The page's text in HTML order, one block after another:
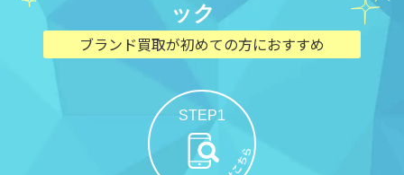
ック
ブランド買取が初めての方におすすめ
STEP1